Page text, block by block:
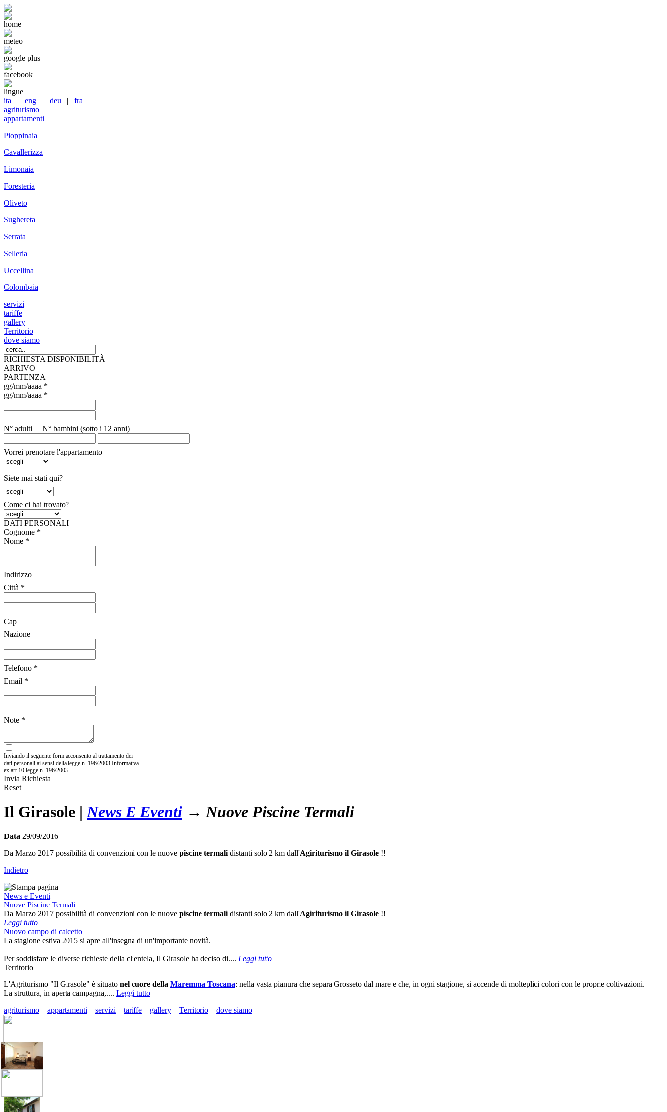
home
meteo
google plus
facebook
lingue
ita | eng | deu | fra
agriturismo
appartamenti
Pioppinaia
Cavallerizza
Limonaia
Foresteria
Oliveto
Sughereta
Serrata
Selleria
Uccellina
Colombaia
servizi
tariffe
gallery
Territorio
dove siamo
RICHIESTA DISPONIBILITÀ
ARRIVO
PARTENZA
gg/mm/aaaa *
gg/mm/aaaa *
N° adulti N° bambini (sotto i 12 anni)
Vorrei prenotare l'appartamento
Siete mai stati qui?
Come ci hai trovato?
DATI PERSONALI
Cognome *
Nome *
Indirizzo
Città *
Cap
Nazione
Telefono *
Email *
Note *
Inviando il seguente form acconsento al trattamento dei
dati personali ai sensi della legge n. 196/2003.Informativa
ex art.10 legge n. 196/2003.
Invia Richiesta
Reset
Il Girasole |News E Eventi → Nuove Piscine Termali
Data 29/09/2016
Da Marzo 2017 possibilità di convenzioni con le nuove piscine termali distanti solo 2 km dall'Agiriturismo il Girasole !!
Indietro
News e Eventi
Nuove Piscine Termali
Da Marzo 2017 possibilità di convenzioni con le nuove piscine termali distanti solo 2 km dall'Agiriturismo il Girasole !!
Leggi tutto
Nuovo campo di calcetto
La stagione estiva 2015 si apre all'insegna di un'importante novità.
Per soddisfare le diverse richieste della clientela, Il Girasole ha deciso di.... Leggi tutto
Territorio
L'Agriturismo "Il Girasole" è situato nel cuore della Maremma Toscana: nella vasta pianura che separa Grosseto dal mare e che, in ogni stagione, si accende di molteplici colori con le proprie coltivazioni.
La struttura, in aperta campagna,.... Leggi tutto
agriturismo
appartamenti servizi tariffe gallery Territorio dove siamo